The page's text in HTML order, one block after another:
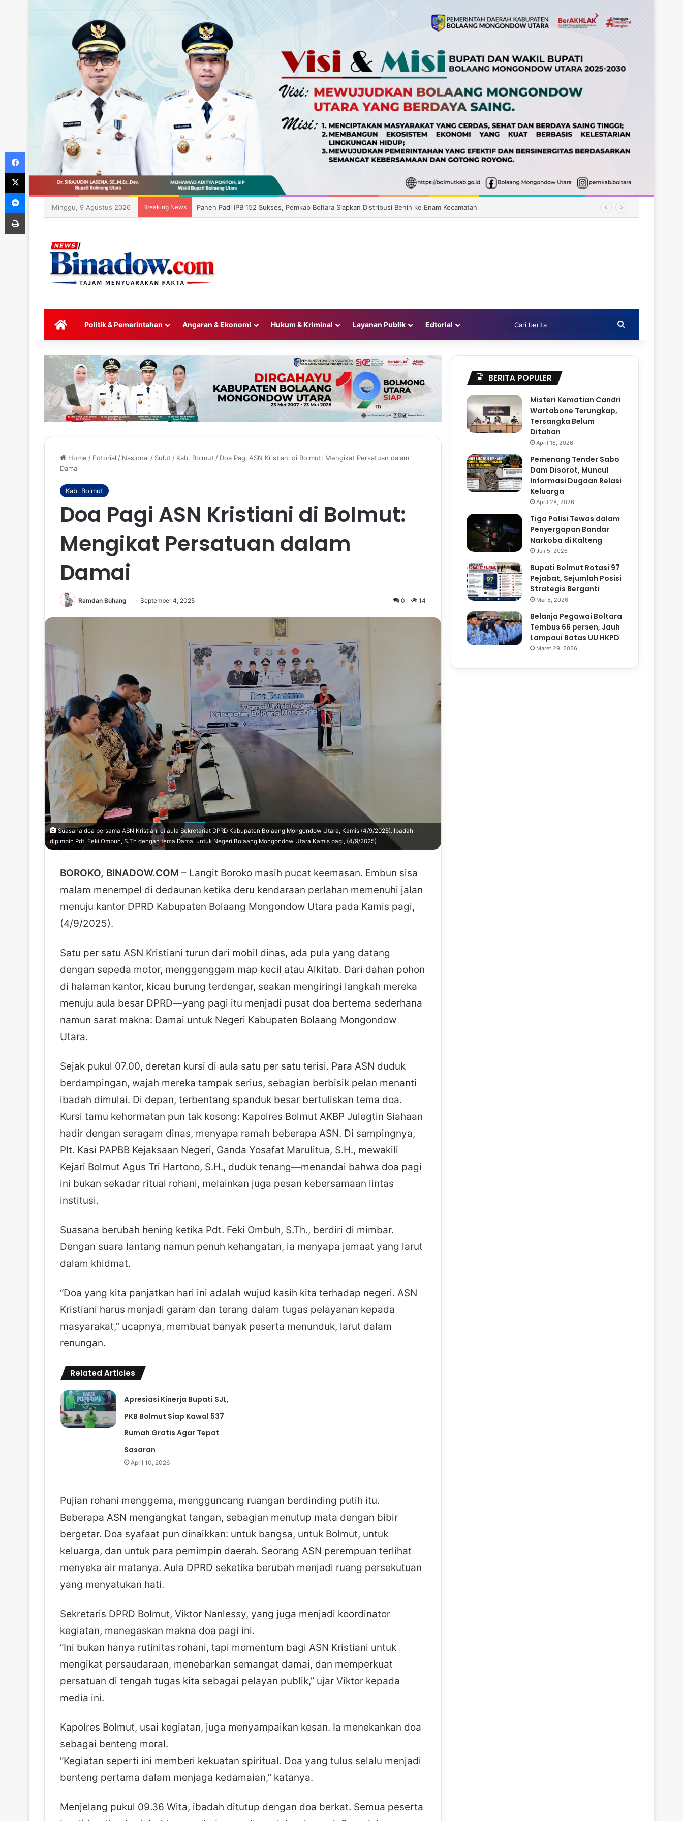
Minggu, 9 Agustus 2026 Breaking News Panen Padi IPB 152 Sukses, Pemkab Boltara Siapkan Distribusi Benih ke Enam Kecamatan
HOMEPolitik & Pemerintahan Angaran & Ekonomi Hukum & Kriminal Layanan Publik Edtorial
berita
Home / Edtorial / Nasional / Sulut / Kab. Bolmut / Doa Pagi ASN Kristiani di Bolmut: Mengikat Persatuan dalam
Damai
Kab. Bolmut
Doa Pagi ASN Kristiani di Bolmut:
Mengikat Persatuan dalam
Damai
Ramdan Buhang September 4, 2025 0 14
Suasana doa bersama ASN Kristiani di aula Sekretariat DPRD Kabupaten Bolaang Mongondow Utara, Kamis (4/9/2025). Ibadah
dipimpin Pdt. Feki Ombuh, S.Th dengan tema Damai untuk Negeri Bolaang Mongondow Utara Kamis pagi, (4/9/2025)
BOROKO, BINADOW.COM – Langit Boroko masih pucat keemasan. Embun sisa
malam menempel di dedaunan ketika deru kendaraan perlahan memenuhi jalan
menuju kantor DPRD Kabupaten Bolaang Mongondow Utara pada Kamis pagi,
(4/9/2025).
Satu per satu ASN Kristiani turun dari mobil dinas, ada pula yang datang
dengan sepeda motor, menggenggam map kecil atau Alkitab. Dari dahan pohon
di halaman kantor, kicau burung terdengar, seakan mengiringi langkah mereka
menuju aula besar DPRD—yang pagi itu menjadi pusat doa bertema sederhana
namun sarat makna: Damai untuk Negeri Kabupaten Bolaang Mongondow
Utara.
Sejak pukul 07.00, deretan kursi di aula satu per satu terisi. Para ASN duduk
berdampingan, wajah mereka tampak serius, sebagian berbisik pelan menanti
ibadah dimulai. Di depan, terbentang spanduk besar bertuliskan tema doa.
Kursi tamu kehormatan pun tak kosong: Kapolres Bolmut AKBP Julegtin Siahaan
hadir dengan seragam dinas, menyapa ramah beberapa ASN. Di sampingnya,
Plt. Kasi PAPBB Kejaksaan Negeri, Ganda Yosafat Marulitua, S.H., mewakili
Kejari Bolmut Agus Tri Hartono, S.H., duduk tenang—menandai bahwa doa pagi
ini bukan sekadar ritual rohani, melainkan juga pesan kebersamaan lintas
institusi.
Suasana berubah hening ketika Pdt. Feki Ombuh, S.Th., berdiri di mimbar.
Dengan suara lantang namun penuh kehangatan, ia menyapa jemaat yang larut
dalam khidmat.
“Doa yang kita panjatkan hari ini adalah wujud kasih kita terhadap negeri. ASN
Kristiani harus menjadi garam dan terang dalam tugas pelayanan kepada
masyarakat,” ucapnya, membuat banyak peserta menunduk, larut dalam
renungan.
Related Articles
Apresiasi Kinerja Bupati SJL,
PKB Bolmut Siap Kawal 537
Rumah Gratis Agar Tepat
Sasaran
April 10, 2026
Pujian rohani menggema, mengguncang ruangan berdinding putih itu.
Beberapa ASN mengangkat tangan, sebagian menutup mata dengan bibir
bergetar. Doa syafaat pun dinaikkan: untuk bangsa, untuk Bolmut, untuk
keluarga, dan untuk para pemimpin daerah. Seorang ASN perempuan terlihat
menyeka air matanya. Aula DPRD seketika berubah menjadi ruang persekutuan
yang menyatukan hati.
Sekretaris DPRD Bolmut, Viktor Nanlessy, yang juga menjadi koordinator
kegiatan, menegaskan makna doa pagi ini.
“Ini bukan hanya rutinitas rohani, tapi momentum bagi ASN Kristiani untuk
mengikat persaudaraan, menebarkan semangat damai, dan memperkuat
persatuan di tengah tugas kita sebagai pelayan publik,” ujar Viktor kepada
media ini.
Kapolres Bolmut, usai kegiatan, juga menyampaikan kesan. Ia menekankan doa
sebagai benteng moral.
“Kegiatan seperti ini memberi kekuatan spiritual. Doa yang tulus selalu menjadi
benteng pertama dalam menjaga kedamaian,” katanya.
Menjelang pukul 09.36 Wita, ibadah ditutup dengan doa berkat. Semua peserta
BERITA POPULER
Misteri Kematian Candri
Wartabone Terungkap,
Tersangka Belum
Ditahan
April 16, 2026
Pemenang Tender Sabo
Dam Disorot, Muncul
Informasi Dugaan Relasi
Keluarga
April 28, 2026
Tiga Polisi Tewas dalam
Penyergapan Bandar
Narkoba di Kalteng
Juli 5, 2026
Bupati Bolmut Rotasi 97
Pejabat, Sejumlah Posisi
Strategis Berganti
Mei 5, 2026
Belanja Pegawai Boltara
Tembus 66 persen, Jauh
Lampaui Batas UU HKPD
Maret 29, 2026